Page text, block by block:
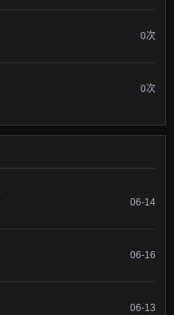
0次
0次
06-14
06-16
06-13